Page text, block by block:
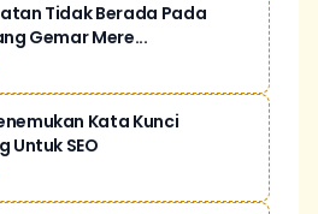
Tidak Berada Pada
Gemar Mere...
Kata Kunci
Untuk SEO